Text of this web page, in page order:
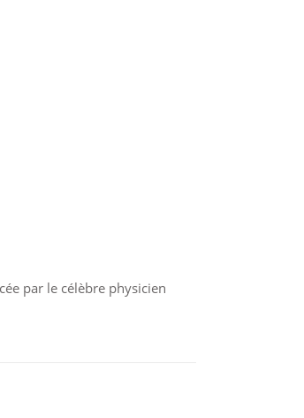
par le célèbre physicien